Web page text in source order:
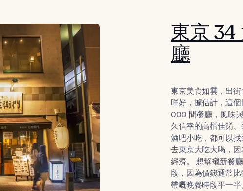
東京 34
廳
東京美食如雲，出
咩好，據估計，這
000 間餐廳，風味
久信幸的高檔佳餚
酒吧小吃，都可以
去東京大吃大喝，
經濟。 想幫襯新餐
段，因為價錢通常
帶嘅晚餐時段平一